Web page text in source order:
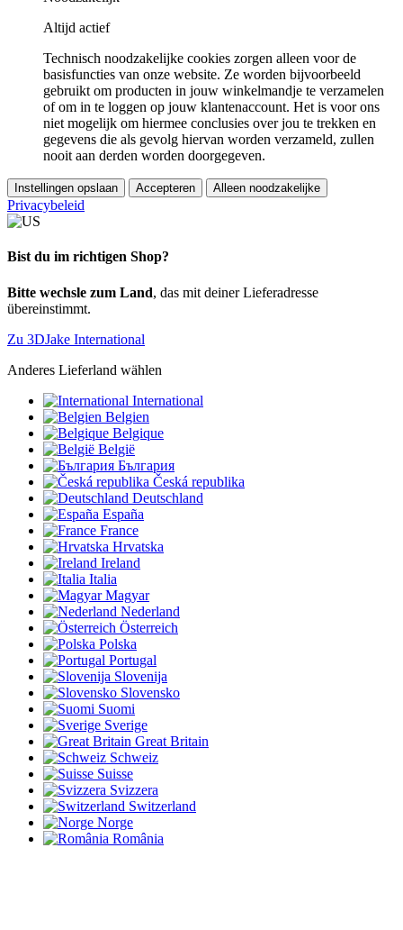
Altijd actief
Technisch noodzakelijke cookies zorgen alleen voor de
basisfuncties van onze website. Ze worden bijvoorbeeld
gebruikt om producten in jouw winkelmandje te verzamelen
of om in te loggen op jouw klantenaccount. Het is voor ons
niet mogelijk om hiermee conclusies over jou te trekken en
gegevens die als gevolg hiervan worden verzameld, zullen
nooit aan derden worden doorgegeven.
Instellingen opslaan Accepteren Alleen noodzakelijke
Privacybeleid
Bist du im richtigen Shop?
Bitte wechsle zum Land, das mit deiner Lieferadresse
übereinstimmt.
Zu 3DJake International
Anderes Lieferland wählen
International
Belgien
Belgique
België
България
Česká republika
Deutschland
España
France
Hrvatska
Ireland
Italia
Magyar
Nederland
Österreich
Polska
Portugal
Slovenija
Slovensko
Suomi
Sverige
Great Britain
Schweiz
Suisse
Svizzera
Switzerland
Norge
România